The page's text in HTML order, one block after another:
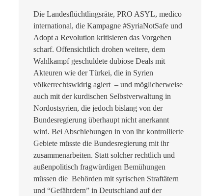
Die Landesflüchtlingsräte, PRO ASYL, medico
international, die Kampagne #SyriaNotSafe und
Adopt a Revolution kritisieren das Vorgehen
scharf. Offensichtlich drohen weitere, dem
Wahlkampf geschuldete dubiose Deals mit
Akteuren wie der Türkei, die in Syrien
völkerrechtswidrig agiert – und möglicherweise
auch mit der kurdischen Selbstverwaltung in
Nordostsyrien, die jedoch bislang von der
Bundesregierung überhaupt nicht anerkannt
wird. Bei Abschiebungen in von ihr kontrollierte
Gebiete müsste die Bundesregierung mit ihr
zusammenarbeiten. Statt solcher rechtlich und
außenpolitisch fragwürdigen Bemühungen
müssen die Behörden mit syrischen Straftätern
und “Gefährdern” in Deutschland auf der